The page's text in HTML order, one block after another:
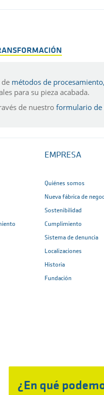
¿En qué
métodos de
para su pieza acabada.
de nuestro formulario de
EMPRESA
Quiénes somos
Nueva fábrica de
Sostenibilidad
Cumplimiento
Sistema de denuncia
Localizaciones
Historia
Fundación